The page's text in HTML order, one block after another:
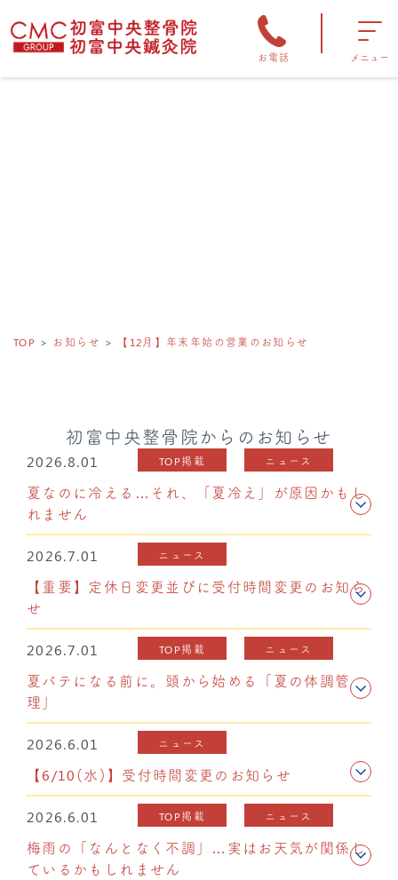
お電話 メニュー
TOP お知らせ 【12月】年末年始の営業のお知らせ
初富中央整骨院からのお知らせ
2026.8.01 TOP掲載 ニュース
夏なのに冷える…それ、「夏冷え」が原因かもし
れません
2026.7.01 ニュース
【重要】定休日変更並びに受付時間変更のお知ら
せ
2026.7.01 TOP掲載 ニュース
夏バテになる前に。頭から始める「夏の体調管
理」
2026.6.01 ニュース
【6/10(水)】受付時間変更のお知らせ
2026.6.01 TOP掲載 ニュース
梅雨の「なんとなく不調」…実はお天気が関係し
ているかもしれません